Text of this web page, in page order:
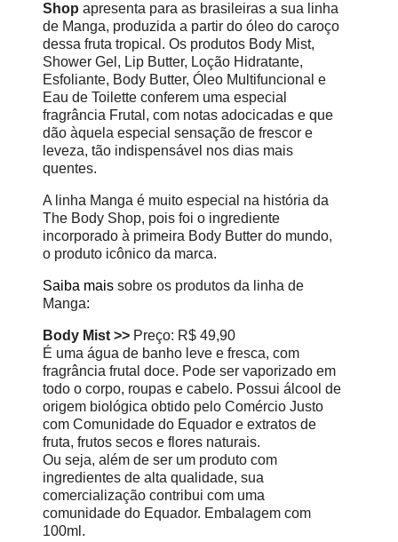
Shop apresenta para as brasileiras a sua linha
de Manga, produzida a partir do óleo do caroço
dessa fruta tropical. Os produtos Body Mist,
Shower Gel, Lip Butter, Loção Hidratante,
Esfoliante, Body Butter, Óleo Multifuncional e
Eau de Toilette conferem uma especial
fragrância Frutal, com notas adocicadas e que
dão àquela especial sensação de frescor e
leveza, tão indispensável nos dias mais
quentes.
A linha Manga é muito especial na história da
The Body Shop, pois foi o ingrediente
incorporado à primeira Body Butter do mundo,
o produto icônico da marca.
Saiba maissobre os produtos da linha de
Manga:
Body Mist >>Preço: R$ 49,90
É uma água de banho leve e fresca, com
fragrância frutal doce. Pode ser vaporizado em
todo o corpo, roupas e cabelo. Possui álcool de
origem biológica obtido pelo Comércio Justo
com Comunidade do Equador e extratos de
fruta, frutos secos e flores naturais.
Ou seja, além de ser um produto com
ingredientes de alta qualidade, sua
comercialização contribui com uma
comunidade do Equador. Embalagem com
100ml.